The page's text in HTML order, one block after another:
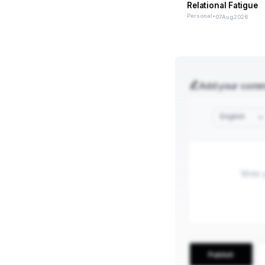
Relational Fatigue
Personal•07Aug2026
Add your
English
Publish